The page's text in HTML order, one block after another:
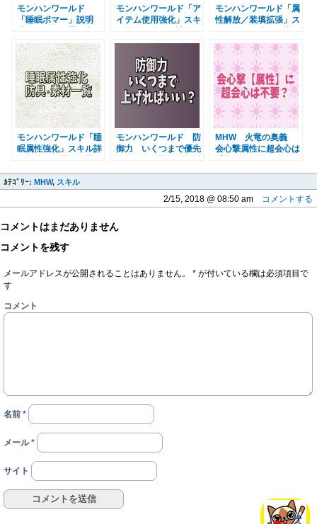
モンハンワールド
「睡眠ボマー」説明
起爆方法 MHW
モンハンワールド「ア
イテム使用強化」スキ
装飾品 素材一覧まと
モンハンワールド「属
性解放／装填拡張」ス
石・装飾品 素材一覧
まとめ MHW
モンハンワールド「睡
眠属性強化」スキル詳
品 素材一覧まとめ
MHW
モンハンワールド 防
御力 いくつまで優先
性値や他の生存スキ
MHW 火竜の奥義
会心撃属性に超会心は
キルとの上昇差 モン
ｶﾃｺﾞﾘｰ: MHW, スキル
2/15, 2018 @ 08:50 am コメントする
コメントはまだありません
コメントを残す
メールアドレスが公開されることはありません。 * が付いている欄は必須項目で
す
コメント
名前 *
メール*
サイト